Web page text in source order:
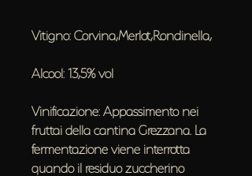
Vitigno: Corvina,Merlot,Rondinella,
Alcool: 13,5% vol
Vinificazione: Appassimento nei
fruttai della cantina Grezzana. La
fermentazione viene interrotta
quando il residuo zuccherino